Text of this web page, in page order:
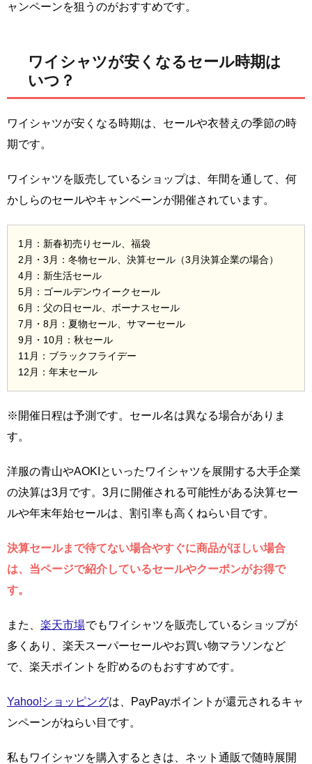
ャンペーンを狙うのがおすすめです。
ワイシャツが安くなるセール時期は
いつ？
ワイシャツが安くなる時期は、セールや衣替えの季節の時
期です。
ワイシャツを販売しているショップは、年間を通して、何
かしらのセールやキャンペーンが開催されています。
1月：新春初売りセール、福袋
2月・3月：冬物セール、決算セール（3月決算企業の場合）
4月：新生活セール
5月：ゴールデンウイークセール
6月：父の日セール、ボーナスセール
7月・8月：夏物セール、サマーセール
9月・10月：秋セール
11月：ブラックフライデー
12月：年末セール
※開催日程は予測です。セール名は異なる場合がありま
す。
洋服の青山やAOKIといったワイシャツを展開する大手企業
の決算は3月です。3月に開催される可能性がある決算セー
ルや年末年始セールは、割引率も高くねらい目です。
決算セールまで待てない場合やすぐに商品がほしい場合
は、当ページで紹介しているセールやクーポンがお得で
す。
また、 楽天市場でもワイシャツを販売しているショップが
多くあり、楽天スーパーセールやお買い物マラソンなど
で、楽天ポイントを貯めるのもおすすめです。
Yahoo!ショッピングは、PayPayポイントが還元されるキャ
ンペーンがねらい目です。
私もワイシャツを購入するときは、ネット通販で随時展開